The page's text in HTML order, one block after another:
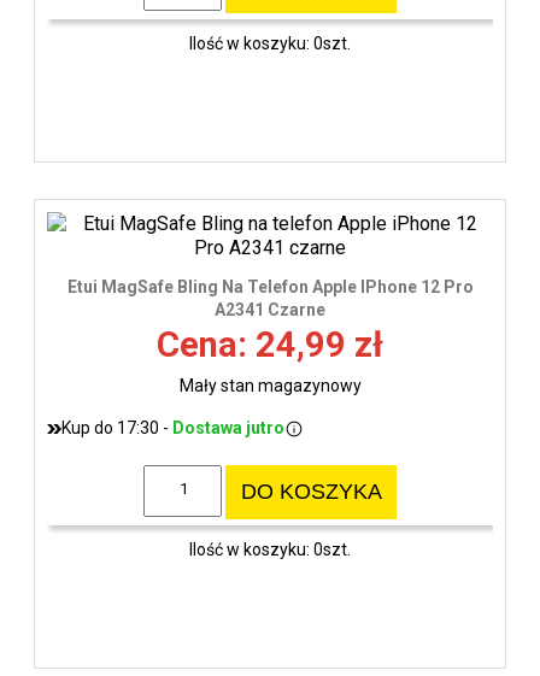
Ilość w koszyku: 0szt.
Etui MagSafe Bling Na Telefon Apple IPhone 12 Pro
A2341 Czarne
Cena: 24,99 zł
Mały stan magazynowy
Kup do 17:30 - Dostawa jutro
DO KOSZYKA
Ilość w koszyku: 0szt.